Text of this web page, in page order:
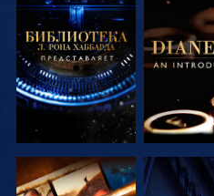
СМОТРЕТЬ
ПЕРЕДАЧИ